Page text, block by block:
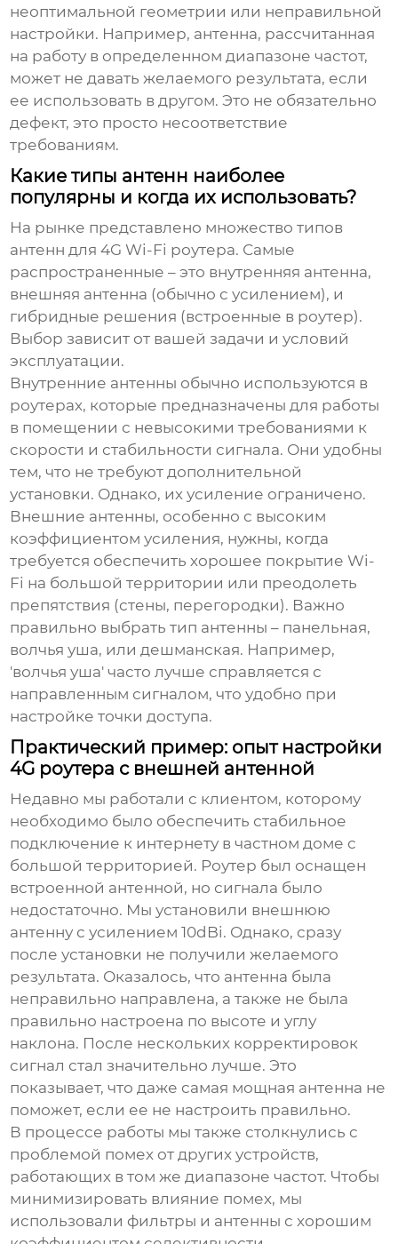
неоптимальной геометрии или неправильной
настройки. Например, антенна, рассчитанная
на работу в определенном диапазоне частот,
может не давать желаемого результата, если
ее использовать в другом. Это не обязательно
дефект, это просто несоответствие
требованиям.
Какие типы антенн наиболее
популярны и когда их использовать?
На рынке представлено множество типов
антенн для 4G Wi-Fi роутера. Самые
распространенные – это внутренняя антенна,
внешняя антенна (обычно с усилением), и
гибридные решения (встроенные в роутер).
Выбор зависит от вашей задачи и условий
эксплуатации.
Внутренние антенны обычно используются в
роутерах, которые предназначены для работы
в помещении с невысокими требованиями к
скорости и стабильности сигнала. Они удобны
тем, что не требуют дополнительной
установки. Однако, их усиление ограничено.
Внешние антенны, особенно с высоким
коэффициентом усиления, нужны, когда
требуется обеспечить хорошее покрытие Wi-
Fi на большой территории или преодолеть
препятствия (стены, перегородки). Важно
правильно выбрать тип антенны – панельная,
волчья уша, или дешманская. Например,
'волчья уша' часто лучше справляется с
направленным сигналом, что удобно при
настройке точки доступа.
Практический пример: опыт настройки
4G роутера с внешней антенной
Недавно мы работали с клиентом, которому
необходимо было обеспечить стабильное
подключение к интернету в частном доме с
большой территорией. Роутер был оснащен
встроенной антенной, но сигнала было
недостаточно. Мы установили внешнюю
антенну с усилением 10dBi. Однако, сразу
после установки не получили желаемого
результата. Оказалось, что антенна была
неправильно направлена, а также не была
правильно настроена по высоте и углу
наклона. После нескольких корректировок
сигнал стал значительно лучше. Это
показывает, что даже самая мощная антенна не
поможет, если ее не настроить правильно.
В процессе работы мы также столкнулись с
проблемой помех от других устройств,
работающих в том же диапазоне частот. Чтобы
минимизировать влияние помех, мы
использовали фильтры и антенны с хорошим